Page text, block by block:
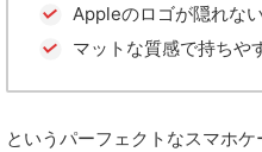
Appleのロゴが隠れない
マットな質感で持ちや
というパーフェクトなスマホケ